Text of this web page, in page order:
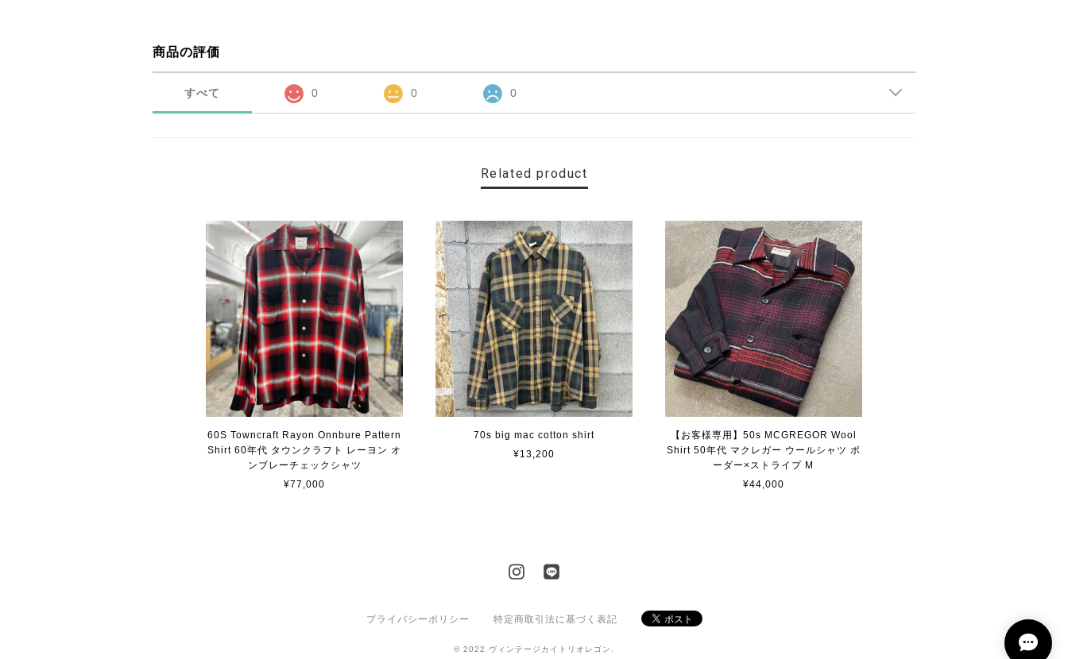
商品の評価
すべて 0 0 0
Related product
60S Towncraft Rayon Onnbure Pattern
Shirt 60年代 タウンクラフト レーヨン オ
ンブレーチェックシャツ
¥77,000
70s big mac cotton shirt
¥13,200
【お客様専用】50s MCGREGOR Wool
Shirt 50年代 マクレガー ウールシャツ ボ
ーダー×ストライプ M
¥44,000
プライバシーポリシー 特定商取引法に基づく表記
© 2022 ヴィンテージカイトリオレゴン.